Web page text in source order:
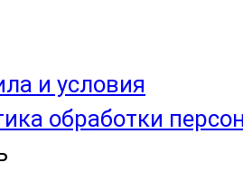
и условия
обработки